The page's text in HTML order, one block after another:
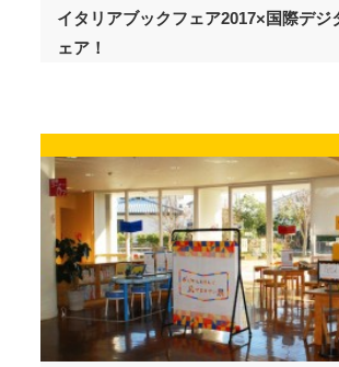
イタリアブックフェア2017×国際デジ
ェア！